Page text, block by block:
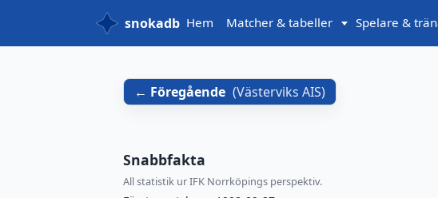
snokadb Hem Matcher & tabeller Spelare &
Föregående (Västerviks AIS)
Snabbfakta
All statistik ur IFK Norrköpings perspektiv.